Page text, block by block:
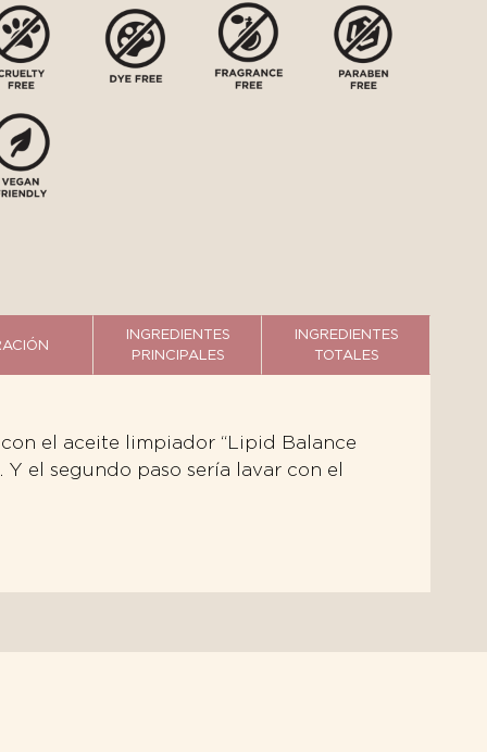
INGREDIENTES
PRINCIPALES
INGREDIENTES
TOTALES
el aceite limpiador “Lipid Balance
el segundo paso sería lavar con el